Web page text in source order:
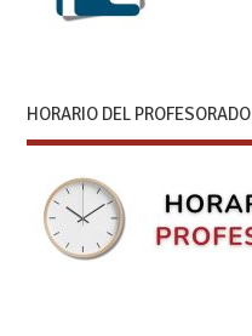
HORARIO DEL PROFESORADO